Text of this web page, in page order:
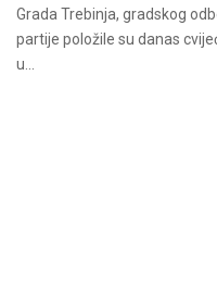
Grada Trebinja, gradskog
partije položile su danas
u...